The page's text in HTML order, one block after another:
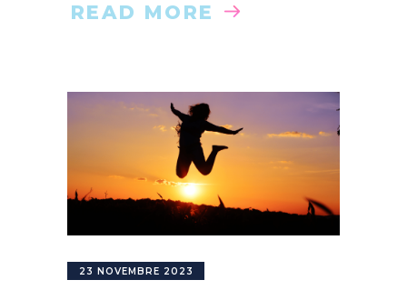
READ MORE
23 NOVEMBRE 2023